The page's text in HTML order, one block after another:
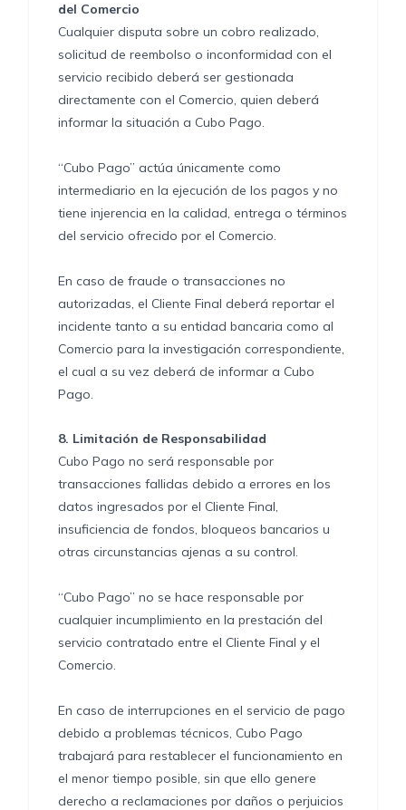
del Comercio
Cualquier disputa sobre un cobro realizado,
solicitud de reembolso o inconformidad con el
servicio recibido deberá ser gestionada
directamente con el Comercio, quien deberá
informar la situación a Cubo Pago.
“Cubo Pago” actúa únicamente como
intermediario en la ejecución de los pagos y no
tiene injerencia en la calidad, entrega o términos
del servicio ofrecido por el Comercio.
En caso de fraude o transacciones no
autorizadas, el Cliente Final deberá reportar el
incidente tanto a su entidad bancaria como al
Comercio para la investigación correspondiente,
el cual a su vez deberá de informar a Cubo
Pago.
8. Limitación de Responsabilidad
Cubo Pago no será responsable por
transacciones fallidas debido a errores en los
datos ingresados por el Cliente Final,
insuficiencia de fondos, bloqueos bancarios u
otras circunstancias ajenas a su control.
“Cubo Pago” no se hace responsable por
cualquier incumplimiento en la prestación del
servicio contratado entre el Cliente Final y el
Comercio.
En caso de interrupciones en el servicio de pago
debido a problemas técnicos, Cubo Pago
trabajará para restablecer el funcionamiento en
el menor tiempo posible, sin que ello genere
derecho a reclamaciones por daños o perjuicios